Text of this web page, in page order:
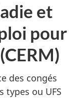
et
pour
des congés
types ou UFS